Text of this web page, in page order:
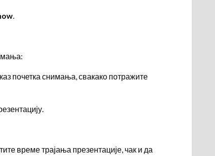
.
почетка снимања, свакако потражите
време трајања презентације, чак и да